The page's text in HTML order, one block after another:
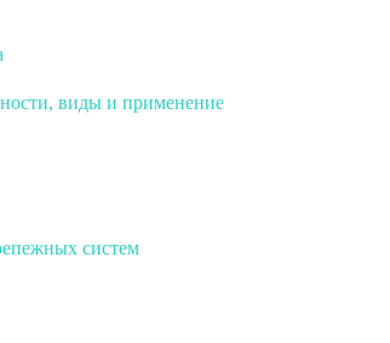
виды и применение
систем